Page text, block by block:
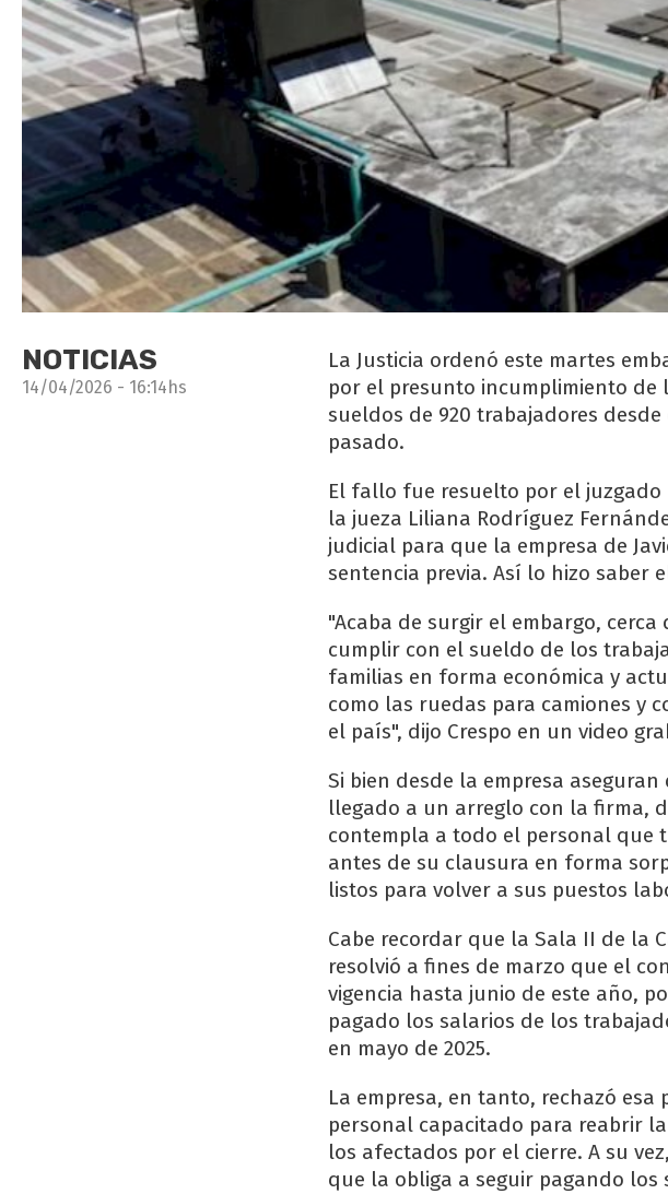
NOTICIAS
14/04/2026 - 16:14hs
La Justicia ordenó este martes
por el presunto incumplimiento de
sueldos de 920 trabajadores
pasado.
El fallo fue resuelto por el juzgado
la jueza Liliana Rodríguez
judicial para que la empresa de
sentencia previa. Así lo hizo saber
"Acaba de surgir el embargo, cerca
cumplir con el sueldo de los
familias en forma económica y
como las ruedas para camiones y
el país", dijo Crespo en un video
Si bien desde la empresa
llegado a un arreglo con la firma,
contempla a todo el personal que
antes de su clausura en forma
listos para volver a sus puestos
Cabe recordar que la Sala II de la
resolvió a fines de marzo que el
vigencia hasta junio de este año,
pagado los salarios de los
en mayo de 2025.
La empresa, en tanto, rechazó
personal capacitado para reabrir
los afectados por el cierre. A su
que la obliga a seguir pagando